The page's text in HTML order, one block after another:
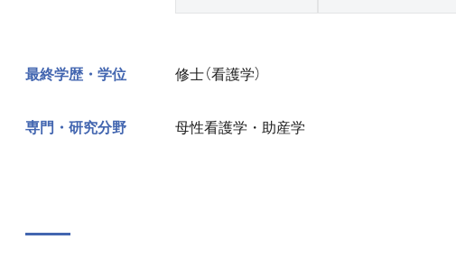
最終学歴・学位 修士（看護学）
専門・研究分野 母性看護学・助産学